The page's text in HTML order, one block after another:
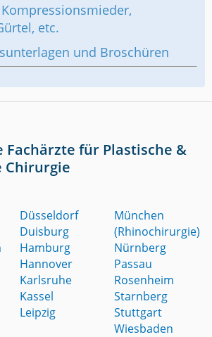
etc.
und Broschüren
Fachärzte für Plastische &
Chirurgie
Düsseldorf
Duisburg
Hamburg
Hannover
Karlsruhe
Kassel
Leipzig
München
(Rhinochirurgie)
Nürnberg
Passau
Rosenheim
Starnberg
Stuttgart
Wiesbaden